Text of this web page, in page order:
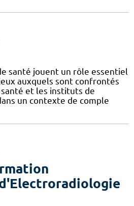
santé jouent un rôle essentiel
auxquels sont confrontés
et les instituts de
un contexte de comple